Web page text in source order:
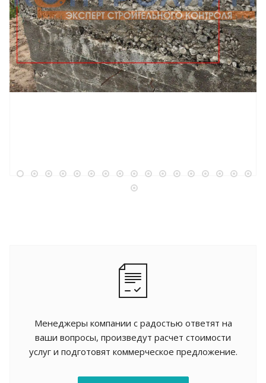
Менеджеры компании с радостью ответят на
ваши вопросы, произведут расчет стоимости
услуг и подготовят коммерческое предложение.